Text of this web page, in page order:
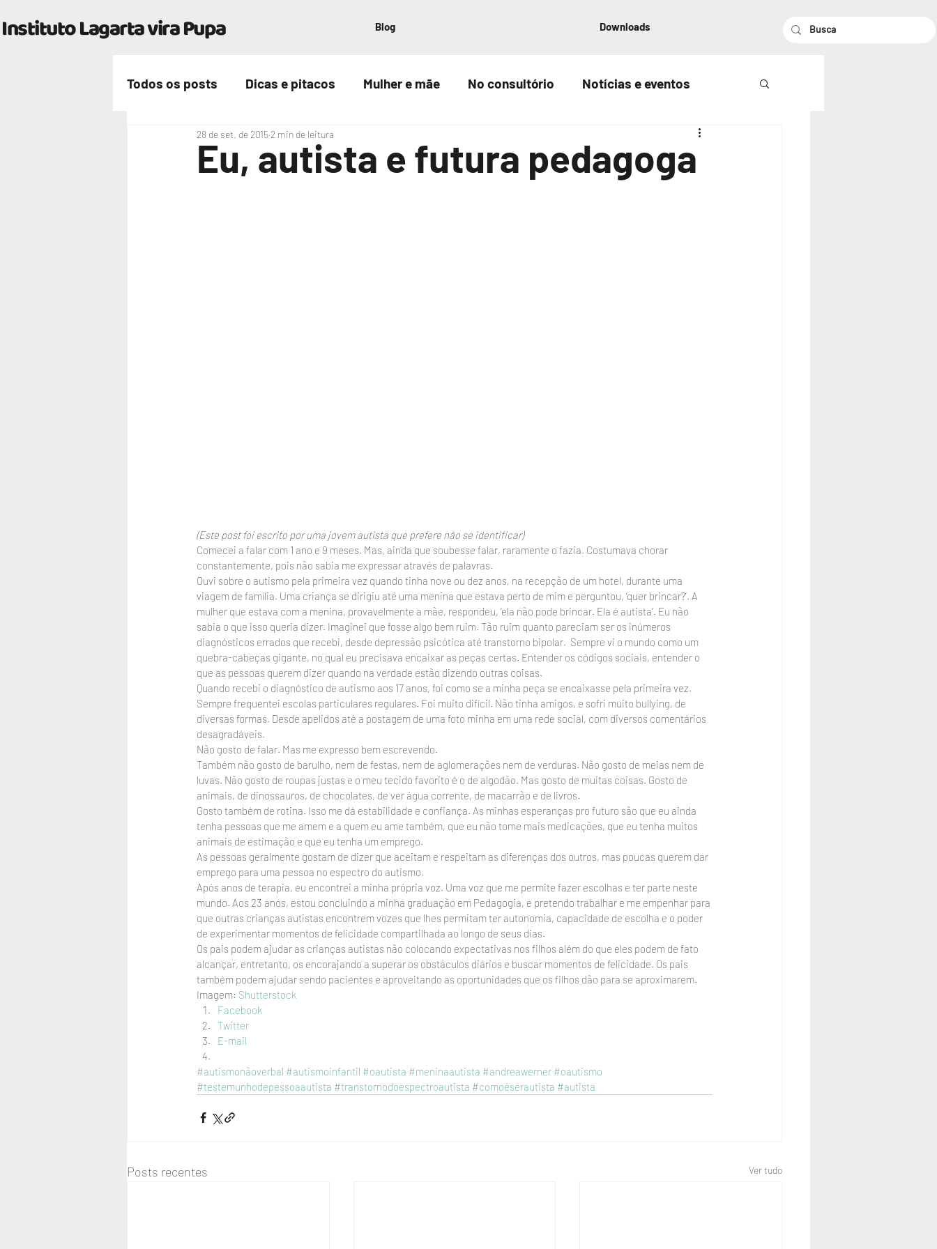
Instituto Lagarta vira Pupa Blog Downloads
Todos os posts Dicas e pitacos Mulher e mãe No consultório Notícias e eventos
Nossa vidaEu, autista e futura pedagoga
28 de set. de 2015 2 min de leitura
(Este post foi escrito por uma jovem autista que prefere não se identificar)
Comecei a falar com 1 ano e 9 meses. Mas, ainda que soubesse falar, raramente o fazia. Costumava chorar
constantemente, pois não sabia me expressar através de palavras.
Ouvi sobre o autismo pela primeira vez quando tinha nove ou dez anos, na recepção de um hotel, durante uma
viagem de família. Uma criança se dirigiu até uma menina que estava perto de mim e perguntou, ‘quer brincar?’. A
mulher que estava com a menina, provavelmente a mãe, respondeu, ‘ela não pode brincar. Ela é autista’. Eu não
sabia o que isso queria dizer. Imaginei que fosse algo bem ruim. Tão ruim quanto pareciam ser os inúmeros
diagnósticos errados que recebi, desde depressão psicótica até transtorno bipolar.  Sempre vi o mundo como um
quebra-cabeças gigante, no qual eu precisava encaixar as peças certas. Entender os códigos sociais, entender o
que as pessoas querem dizer quando na verdade estão dizendo outras coisas.
Quando recebi o diagnóstico de autismo aos 17 anos, foi como se a minha peça se encaixasse pela primeira vez.
Sempre frequentei escolas particulares regulares. Foi muito difícil. Não tinha amigos, e sofri muito bullying, de
diversas formas. Desde apelidos até a postagem de uma foto minha em uma rede social, com diversos comentários
desagradáveis.
Não gosto de falar. Mas me expresso bem escrevendo.
Também não gosto de barulho, nem de festas, nem de aglomerações nem de verduras. Não gosto de meias nem de
luvas. Não gosto de roupas justas e o meu tecido favorito é o de algodão. Mas gosto de muitas coisas. Gosto de
animais, de dinossauros, de chocolates, de ver água corrente, de macarrão e de livros.
Gosto também de rotina. Isso me dá estabilidade e confiança. As minhas esperanças pro futuro são que eu ainda
tenha pessoas que me amem e a quem eu ame também, que eu não tome mais medicações, que eu tenha muitos
animais de estimação e que eu tenha um emprego.
As pessoas geralmente gostam de dizer que aceitam e respeitam as diferenças dos outros, mas poucas querem dar
emprego para uma pessoa no espectro do autismo.
Após anos de terapia, eu encontrei a minha própria voz. Uma voz que me permite fazer escolhas e ter parte neste
mundo. Aos 23 anos, estou concluindo a minha graduação em Pedagogia, e pretendo trabalhar e me empenhar para
que outras crianças autistas encontrem vozes que lhes permitam ter autonomia, capacidade de escolha e o poder
de experimentar momentos de felicidade compartilhada ao longo de seus dias.
Os pais podem ajudar as crianças autistas não colocando expectativas nos filhos além do que eles podem de fato
alcançar, entretanto, os encorajando a superar os obstáculos diários e buscar momentos de felicidade. Os pais
também podem ajudar sendo pacientes e aproveitando as oportunidades que os filhos dão para se aproximarem.
Imagem: Shutterstock
Facebook
Twitter
E-mail
#autismonãoverbal #autismoinfantil #oautista #meninaautista #andreawerner #oautismo
#testemunhodepessoaautista #transtornodoespectroautista #comoéserautista #autista
Posts recentes Ver tudo